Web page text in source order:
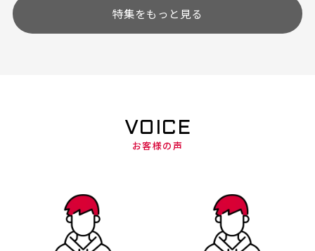
特集をもっと見る
VOICE
お客様の声